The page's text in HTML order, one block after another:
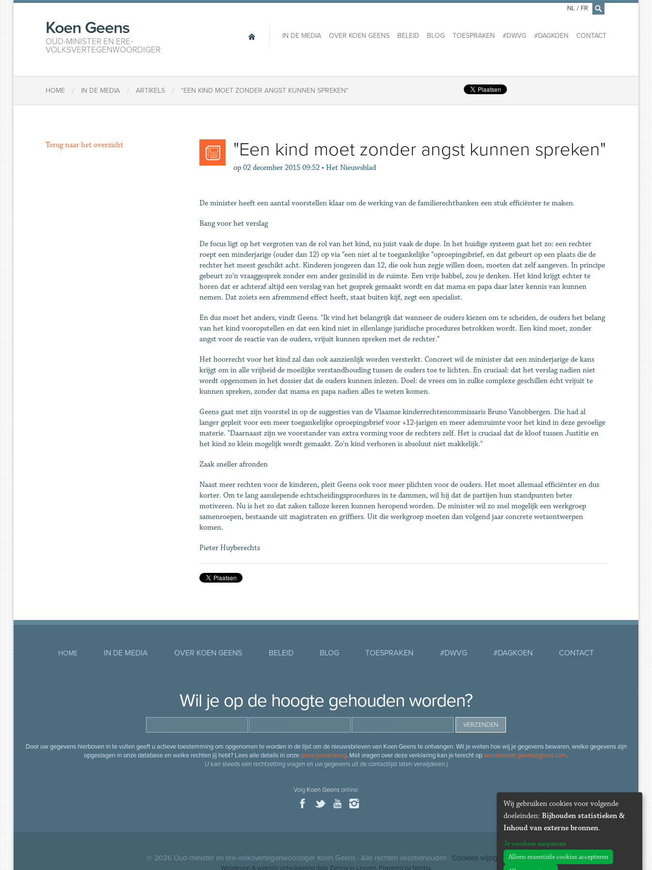
×
Koen Geens
OUD-MINISTER EN ERE-
VOLKSVERTEGENWOORDIGER
IN DE MEDIA OVER KOEN GEENS BELEID BLOG TOESPRAKEN #DWVG #DAGKOEN CONTACT
NL / FR
HOME / IN DE MEDIA / ARTIKELS / "EEN KIND MOET ZONDER ANGST KUNNEN SPREKEN"
"Een kind moet zonder angst kunnen spreken"
op 02 december 2015 09:52 • Het Nieuwsblad
De minister heeft een aantal voorstellen klaar om de werking van de familierechtbanken een stuk efficiënter te maken.
Bang voor het verslag
De focus ligt op het vergroten van de rol van het kind, nu juist vaak de dupe. In het huidige systeem gaat het zo: een rechter
roept een minderjarige (ouder dan 12) op via "een niet al te toegankelijke "oproepingsbrief, en dat gebeurt op een plaats die de
rechter het meest geschikt acht. Kinderen jongeren dan 12, die ook hun zegje willen doen, moeten dat zelf aangeven. In principe
gebeurt zo'n vraaggesprek zonder een ander gezinslid in de ruimte. Een vrije babbel, zou je denken. Het kind krijgt echter te
horen dat er achteraf altijd een verslag van het gesprek gemaakt wordt en dat mama en papa daar later kennis van kunnen
nemen. Dat zoiets een afremmend effect heeft, staat buiten kijf, zegt een specialist.
En dus moet het anders, vindt Geens. "Ik vind het belangrijk dat wanneer de ouders kiezen om te scheiden, de ouders het belang
van het kind vooropstellen en dat een kind niet in ellenlange juridische procedures betrokken wordt. Een kind moet, zonder
angst voor de reactie van de ouders, vrijuit kunnen spreken met de rechter."
Het hoorrecht voor het kind zal dan ook aanzienlijk worden versterkt. Concreet wil de minister dat een minderjarige de kans
krijgt om in alle vrijheid de moeilijke verstandhouding tussen de ouders toe te lichten. En cruciaal: dat het verslag nadien niet
wordt opgenomen in het dossier dat de ouders kunnen inlezen. Doel: de vrees om in zulke complexe geschillen écht vrijuit te
kunnen spreken, zonder dat mama en papa nadien alles te weten komen.
Geens gaat met zijn voorstel in op de suggesties van de Vlaamse kinderrechtencommissaris ­Bruno Vanobbergen. Die had al
langer gepleit voor een meer toegankelijke oproepingsbrief voor +12-jarigen en meer ademruimte voor het kind in deze gevoelige
materie. "Daarnaast zijn we voorstander van extra vorming voor de rechters zelf. Het is cruciaal dat de kloof tussen Justitie en
het kind zo klein mogelijk wordt gemaakt. Zo'n kind verhoren is absoluut niet makkelijk."
Zaak sneller afronden
Naast meer rechten voor de kinderen, pleit Geens ook voor meer plichten voor de ouders. Het moet allemaal efficiënter en dus
korter. Om te lang aanslepende echtscheidingsprocedures in te dammen, wil hij dat de partijen hun standpunten beter
motiveren. Nu is het zo dat zaken talloze keren kunnen heropend worden. De minister wil zo snel mogelijk een werkgroep
samenroepen, bestaande uit magistraten en griffiers. Uit die werkgroep moeten dan volgend jaar concrete wetsontwerpen
komen.
Pieter Huyberechts
Terug naar het overzicht
HOME IN DE MEDIA OVER KOEN GEENS BELEID BLOG TOESPRAKEN #DWVG #DAGKOEN CONTACT
Wil je op de hoogte gehouden worden?
Door uw gegevens hierboven in te vullen geeft u actieve toestemming om opgenomen te worden in de lijst om de nieuwsbrieven van Koen Geens te ontvangen. Wil je weten hoe wij je gegevens bewaren, welke gegevens zijn
opgeslagen in onze database en welke rechten jij hebt? Lees alle details in onze privacyverklaring. Met vragen over deze verklaring kan je terecht opsecretariaat.geens@gmail.com.
U kan steeds een rechtzetting vragen en uw gegevens uit de contactlijst laten verwijderen.)
Volg Koen Geensonline:
© 2026 Oud-minister en ere-volksvertegenwoordiger Koen Geens · Alle rechten voorbehouden · Cookies wijzigen
Webdesign &website ontwikkelingdoor Zenjoy in Leuven. Powered by Nimbu.
Wij gebruiken cookies voor volgende
doeleinden: Bijhouden statistieken &
Inhoud van externe bronnen.
Je voorkeur aanpassen
Alleen essentiële cookies accepteren